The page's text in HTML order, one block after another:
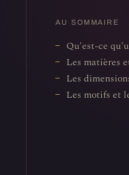
AU SOMMAIRE
Qu'est-ce
Les matières
Les
Les motifs et